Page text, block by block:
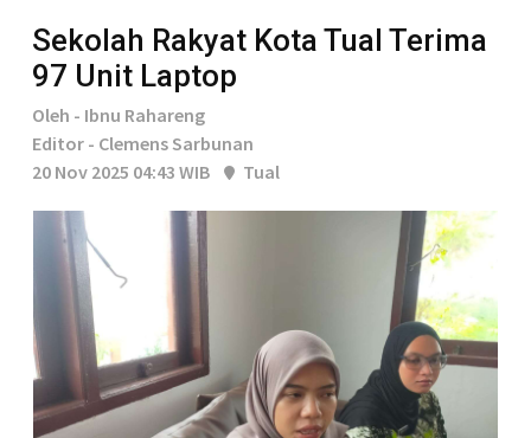
Sekolah Rakyat Kota Tual Terima
97 Unit Laptop
Oleh - Ibnu Rahareng
Editor - Clemens Sarbunan
20 Nov 2025 04:43 WIB
Tual